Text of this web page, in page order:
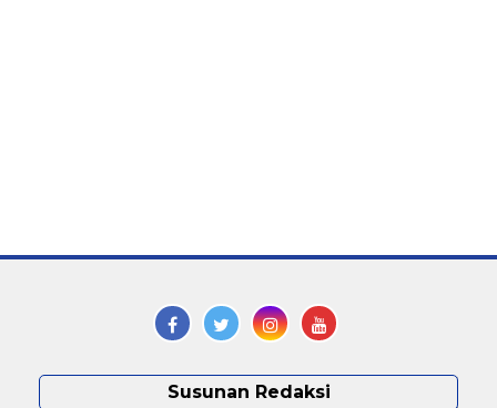
Susunan Redaksi